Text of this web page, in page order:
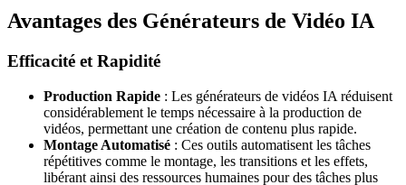
Avantages des Générateurs de Vidéo IA
Efficacité et Rapidité
Production Rapide : Les générateurs de vidéos IA réduisent
considérablement le temps nécessaire à la production de
vidéos, permettant une création de contenu plus rapide.
Montage Automatisé : Ces outils automatisent les tâches
répétitives comme le montage, les transitions et les effets,
libérant ainsi des ressources humaines pour des tâches plus